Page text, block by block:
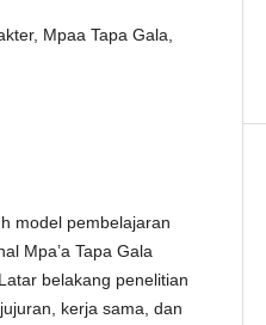
Mpaa Tapa Gala,
model pembelajaran
Mpa’a Tapa Gala
belakang penelitian
kerja sama, dan